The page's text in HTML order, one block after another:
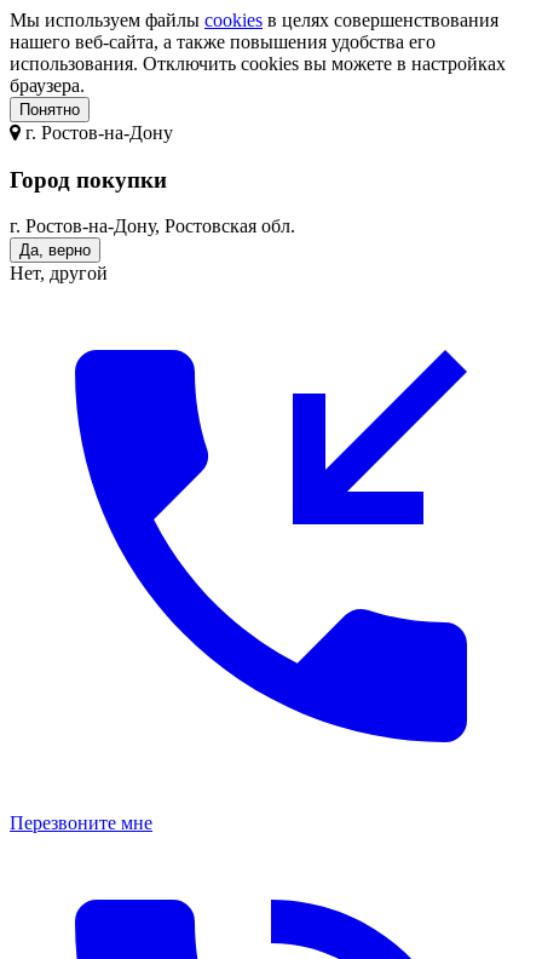
Мы используем файлы cookies в целях совершенствования
нашего веб-сайта, а также повышения удобства его
использования. Отключить cookies вы можете в настройках
браузера.
Понятно
г. Ростов-на-Дону
Город покупки
г. Ростов-на-Дону, Ростовская обл.
Да, верно
Нет, другой
Перезвоните мне